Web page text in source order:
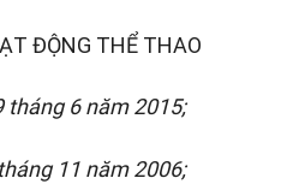
ĐỘNG THỂ THAO
tháng 6 năm 2015;
11 năm 2006;